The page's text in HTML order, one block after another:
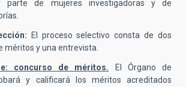
parte de mujeres investigadoras y de
El proceso selectivo consta de dos
méritos y una entrevista.
concurso de méritos. El Órgano de
y calificará los méritos acreditados